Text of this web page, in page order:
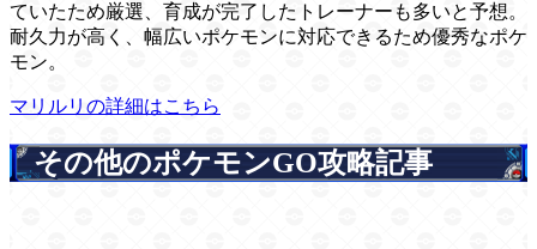
ていたため厳選、育成が完了したトレーナーも多いと予想。
耐久力が高く、幅広いポケモンに対応できるため優秀なポケ
モン。
マリルリの詳細はこちら
その他のポケモンGO攻略記事